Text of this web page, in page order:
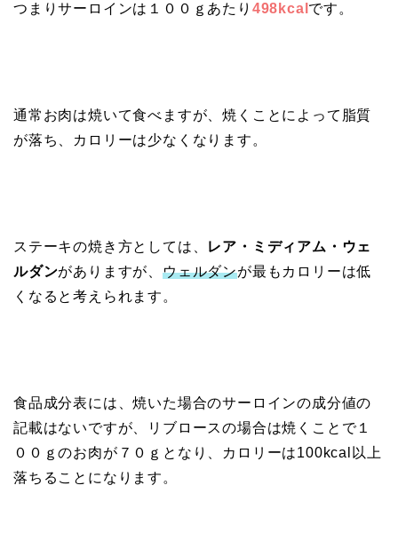
つまりサーロインは１００ｇあたり 498kcal です。
通常お肉は焼いて食べますが、焼くことによって脂質
が落ち、カロリーは少なくなります。
ステーキの焼き方としては、 レア・ミディアム・ウェ
ルダンがありますが、ウェルダンが最もカロリーは低
くなると考えられます。
食品成分表には、焼いた場合のサーロインの成分値の
記載はないですが、リブロースの場合は焼くことで１
００ｇのお肉が７０ｇとなり、カロリーは100kcal以上
落ちることになります。